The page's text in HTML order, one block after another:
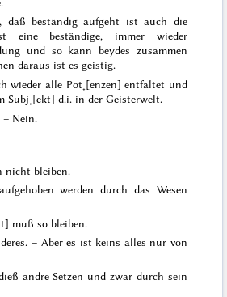
daß beständig aufgeht ist auch die
beständige, immer wieder
und so kann beydes zusammen
daraus ist es geistig.
wieder alle Pot˖[enzen] entfaltet und
Subj˖[ekt] d.i. in der Geisterwelt.
– Nein.
nicht bleiben.
werden durch das Wesen
muß so bleiben.
– Aber es ist keins alles nur von
andre Setzen undzwar durch sein